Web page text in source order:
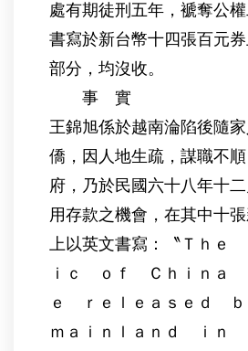
處有期徒刑五年，褫奪公權
書寫於新台幣十四張百元
部分，均沒收。
事 實
王錦旭係於越南淪陷後隨
僑，因人地生疏，謀職不
府，乃於民國六十八年十
用存款之機會，在其中十
上以英文書寫：〝Ｔｈｅ
ｉｃ ｏｆ Ｃｈｉｎａ
ｅ ｒｅｌｅａｓｅｄ
ｍａｉｎｌａｎｄ ｉｎ